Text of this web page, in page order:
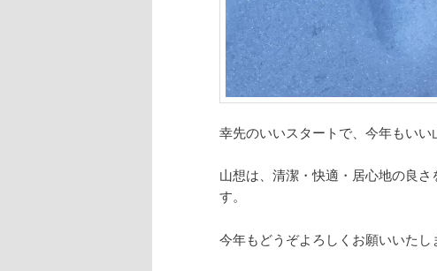
幸先のいいスタートで、今年もい
山想は、清潔・快適・居心地の良
す。
今年もどうぞよろしくお願いいたし